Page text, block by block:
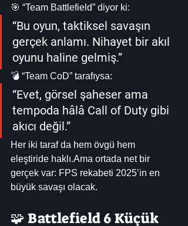
🎯 “Team Battlefield” diyor ki:
“Bu oyun, taktiksel savaşın
gerçek anlamı. Nihayet bir akıl
oyunu haline gelmiş.”
💣 “Team CoD” tarafıysa:
“Evet, görsel şaheser ama
tempoda hâlâ Call of Duty gibi
akıcı değil.”
Her iki taraf da hem övgü hem
eleştiride haklı.Ama ortada net bir
gerçek var: FPS rekabeti 2025’in en
büyük savaşı olacak.
🧩 Battlefield 6 Küçük